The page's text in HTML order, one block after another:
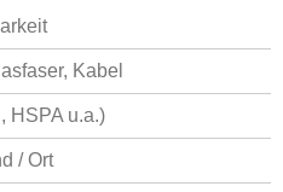
Kabel
HSPA u.a.)
/ Ort